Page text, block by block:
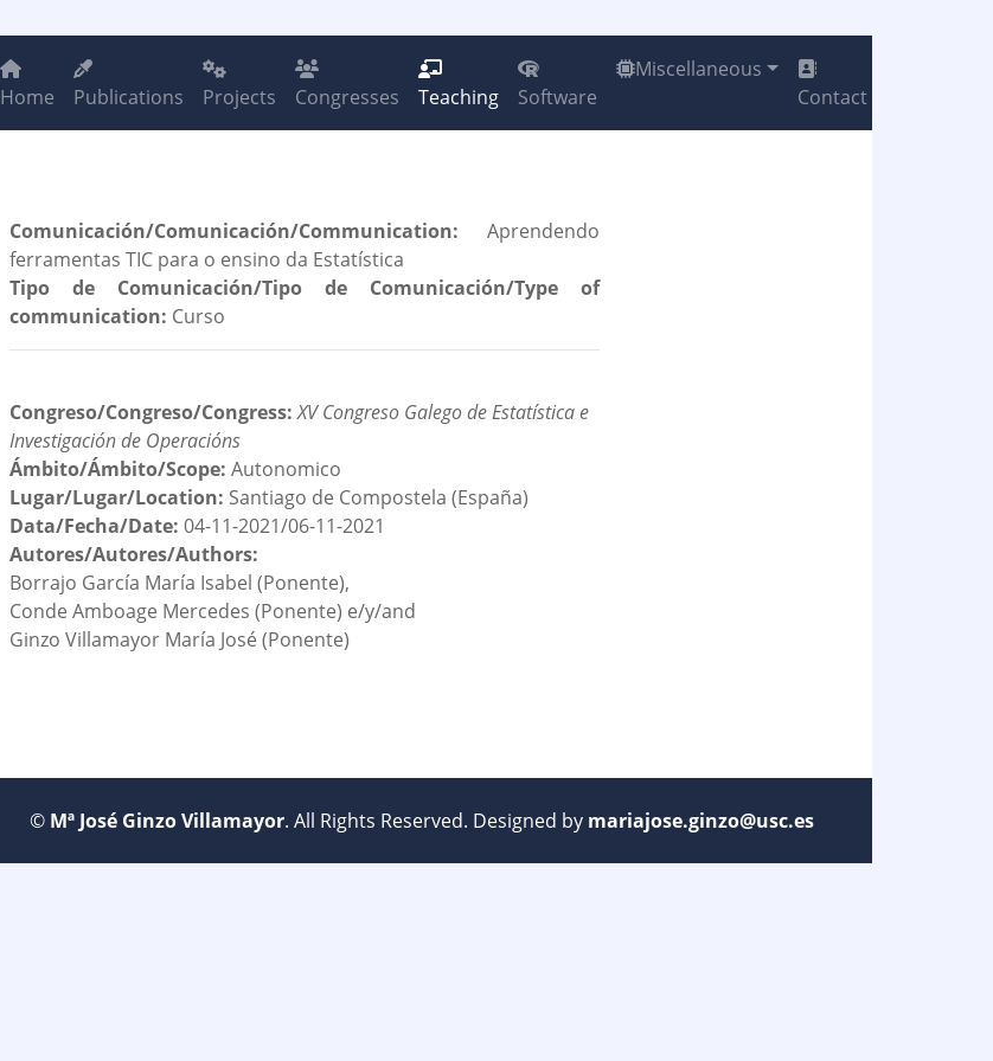
Home Publications Projects Congresses Teaching Software
Miscellaneous
Contact
Comunicación/Comunicación/Communication: Aprendendo
ferramentas TIC para o ensino da Estatística
Tipo de Comunicación/Tipo de Comunicación/Type of
communication: Curso
Congreso/Congreso/Congress: XV Congreso Galego de Estatística e
Investigación de Operacións
Ámbito/Ámbito/Scope: Autonomico
Lugar/Lugar/Location: Santiago de Compostela (España)
Data/Fecha/Date: 04-11-2021/06-11-2021
Autores/Autores/Authors:
Borrajo García María Isabel (Ponente),
Conde Amboage Mercedes (Ponente) e/y/and
Ginzo Villamayor María José (Ponente)
© Mª José Ginzo Villamayor. All Rights Reserved. Designed by mariajose.ginzo@usc.es